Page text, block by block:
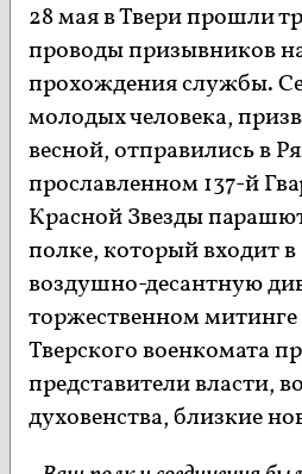
28 мая в Твери прошли
проводы призывников
прохождения службы.
молодых человека,
весной, отправились в
прославленном 137-й
Красной Звезды
полке, который входит
воздушно-десантную
торжественном
Тверского военкомата
представители власти,
духовенства, близкие